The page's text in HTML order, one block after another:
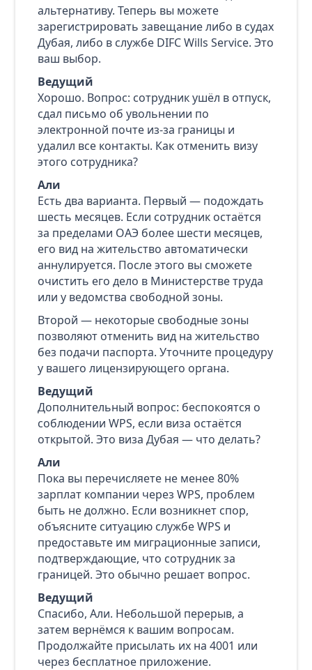
альтернативу. Теперь вы можете
зарегистрировать завещание либо в судах
Дубая, либо в службе DIFC Wills Service. Это
ваш выбор.
Ведущий
Хорошо. Вопрос: сотрудник ушёл в отпуск,
сдал письмо об увольнении по
электронной почте из‑за границы и
удалил все контакты. Как отменить визу
этого сотрудника?
Али
Есть два варианта. Первый — подождать
шесть месяцев. Если сотрудник остаётся
за пределами ОАЭ более шести месяцев,
его вид на жительство автоматически
аннулируется. После этого вы сможете
очистить его дело в Министерстве труда
или у ведомства свободной зоны.
Второй — некоторые свободные зоны
позволяют отменить вид на жительство
без подачи паспорта. Уточните процедуру
у вашего лицензирующего органа.
Ведущий
Дополнительный вопрос: беспокоятся о
соблюдении WPS, если виза остаётся
открытой. Это виза Дубая — что делать?
Али
Пока вы перечисляете не менее 80%
зарплат компании через WPS, проблем
быть не должно. Если возникнет спор,
объясните ситуацию службе WPS и
предоставьте им миграционные записи,
подтверждающие, что сотрудник за
границей. Это обычно решает вопрос.
Ведущий
Спасибо, Али. Небольшой перерыв, а
затем вернёмся к вашим вопросам.
Продолжайте присылать их на 4001 или
через бесплатное приложение.